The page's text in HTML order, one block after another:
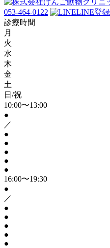
053-464-0122
LINE登録
診療時間
月
火
水
木
金
土
日/祝
10:00〜13:00
●
／
●
●
●
●
●
16:00〜19:30
●
／
●
●
●
●
●